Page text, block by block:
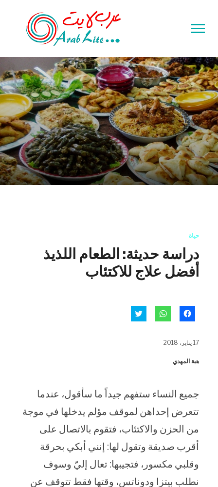
Toggle
&
navigation
حياة
دراسة حديثة: الطعام اللذيذ
أفضل علاج للاكتئاب
للمشاركة
في
للمشاركة
17 يناير، 2018
هبة المهدي
جميع النساء ستفهم جيداً ما سأقول، عندما
تتعرض إحداهن لموقف مؤلم يدخلها في موجة
من الحزن والاكتئاب، فتقوم بالاتصال على
أقرب صديقة وتقول لها: إنني أبكي بحرقة
وقلبي مكسور، فتجيبها: تعال إليّ وسوف
نطلب بيتزا ودوناتس، وقتها فقط تتوقف عن